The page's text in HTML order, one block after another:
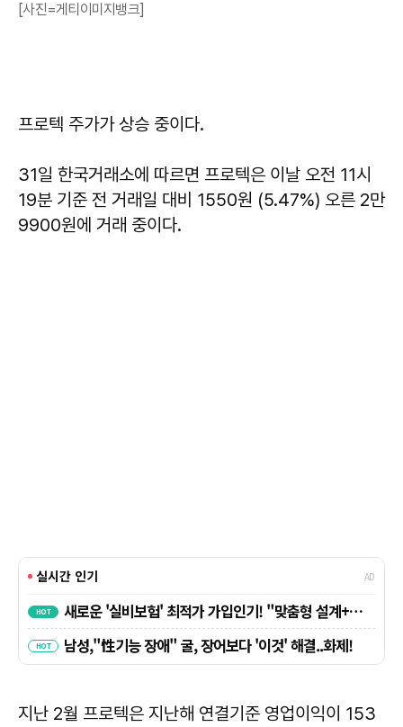
[사진=게티이미지뱅크]
프로텍 주가가 상승 중이다.
31일 한국거래소에 따르면 프로텍은 이날 오전 11시
19분 기준 전 거래일 대비 1550원 (5.47%) 오른 2만
9900원에 거래 중이다.
지난 2월 프로텍은 지난해 연결기준 영업이익이 153